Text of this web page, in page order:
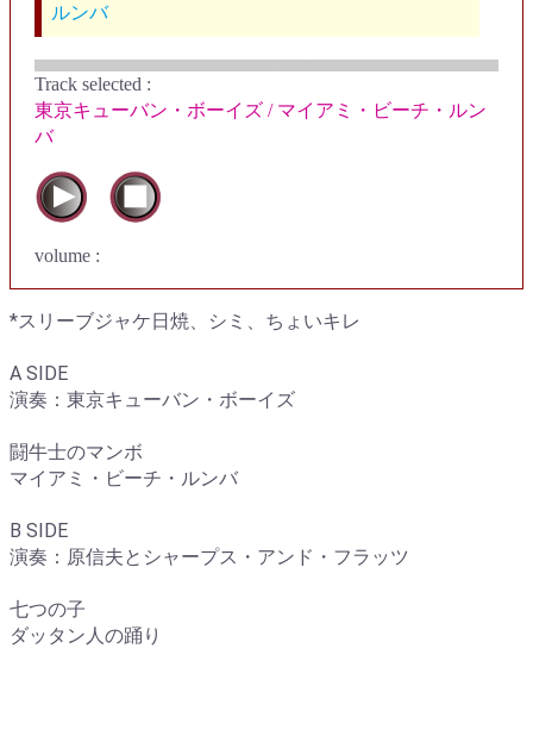
ルンバ
Track selected :
東京キューバン・ボーイズ / マイアミ・ビーチ・ルン
バ
volume :
*スリーブジャケ日焼、シミ、ちょいキレ
A SIDE
演奏：東京キューバン・ボーイズ
闘牛士のマンボ
マイアミ・ビーチ・ルンバ
B SIDE
演奏：原信夫とシャープス・アンド・フラッツ
七つの子
ダッタン人の踊り